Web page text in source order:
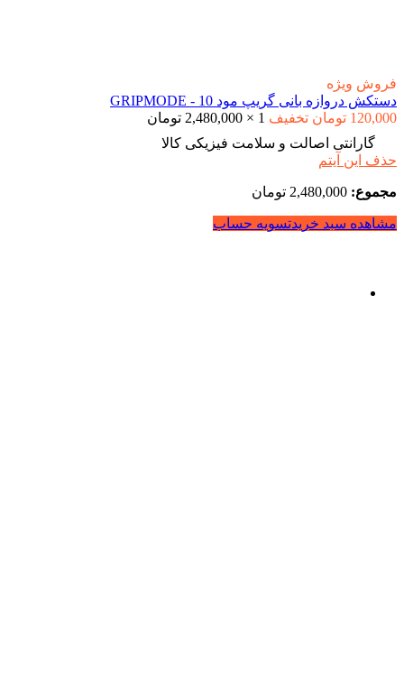
فروش ویژه
دستکش دروازه بانی گریپ مود GRIPMODE - 10
120,000 تومان تخفیف 1
×
2,480,000 تومان
گارانتی اصالت و سلامت فیزیکی کالا
حذف این آیتم
مجموع: 2,480,000 تومان
مشاهده سبد خریدتسویه حساب